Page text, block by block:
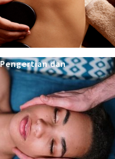
dan